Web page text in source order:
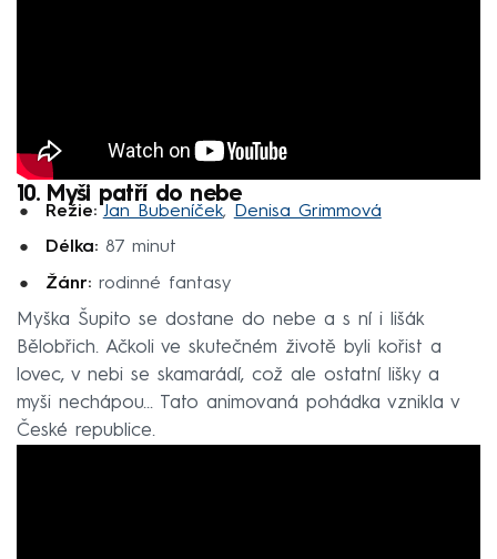
10. Myši patří do nebe
Režie: Jan Bubeníček, Denisa Grimmová
Délka:87 minut
Žánr:rodinné fantasy
Myška Šupito se dostane do nebe a s ní i lišák
Bělobřich. Ačkoli ve skutečném životě byli kořist a
lovec, v nebi se skamarádí, což ale ostatní lišky a
myši nechápou... Tato animovaná pohádka vznikla v
České republice.